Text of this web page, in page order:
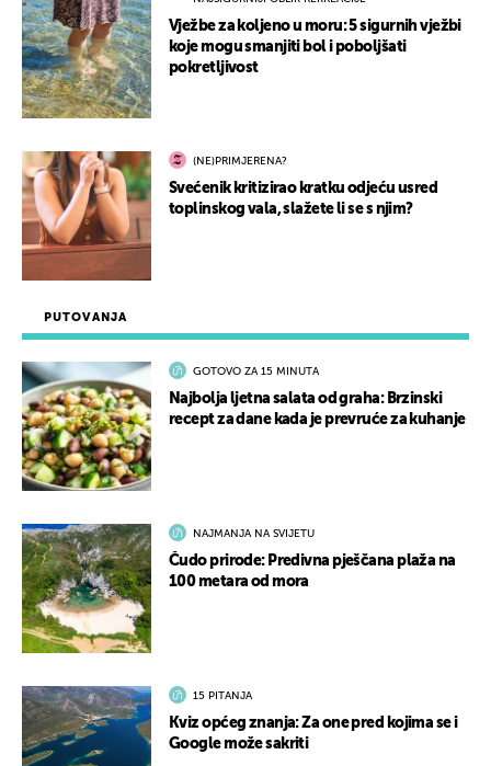
PUTOVANJA
GOTOVO ZA 15 MINUTA
Najbolja ljetna salata od graha: Brzinski
recept za dane kada je prevruće za kuhanje
NAJMANJA NA SVIJETU
Čudo prirode: Predivna pješčana plaža na
100 metara od mora
15 PITANJA
Kviz općeg znanja: Za one pred kojima se i
Google može sakriti
Vježbe za koljeno u moru: 5 sigurnih vježbi
koje mogu smanjiti bol i poboljšati
pokretljivost
(NE)PRIMJERENA?
Svećenik kritizirao kratku odjeću usred
toplinskog vala, slažete li se s njim?